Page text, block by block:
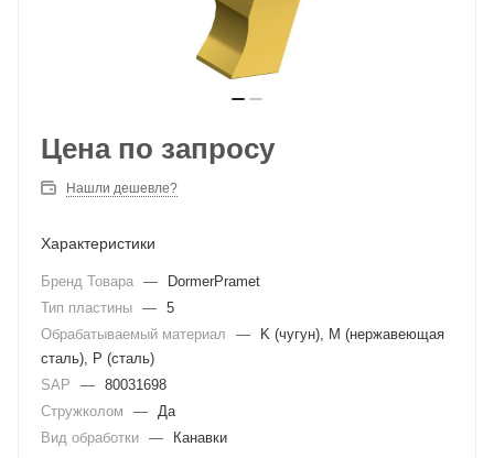
Цена по запросу
Нашли дешевле?
Характеристики
Бренд Товара —
DormerPramet
Тип пластины — 5
Обрабатываемый материал
—
K (чугун), M (нержавеющая
сталь), P (сталь)
SAP
— 80031698
Стружколом
— Да
Вид обработки — Канавки